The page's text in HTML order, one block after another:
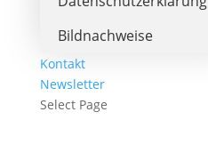
Bildnachweise
Kontakt
Newsletter
Select Page